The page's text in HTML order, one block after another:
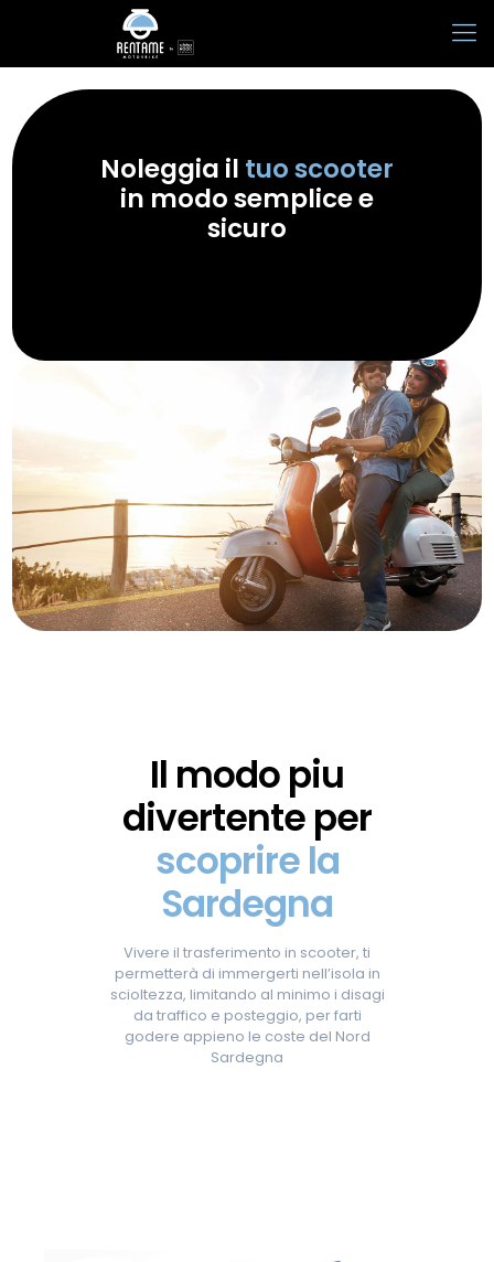
Noleggia il tuo scooter
in modo semplice e
sicuro
Il modo piu
divertente per
scoprire la
Sardegna
Vivere il trasferimento in scooter, ti
permetterà di immergerti nell’isola in
scioltezza, limitando al minimo i disagi
da traffico e posteggio, per farti
godere appieno le coste del Nord
Sardegna